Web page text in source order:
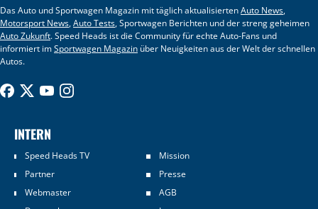
Das Auto und Sportwagen Magazin mit täglich aktualisiertenAuto News,
Motorsport News,Auto Tests, Sportwagen Berichten und der streng geheimen
Auto Zukunft. Speed Heads ist die Community für echte Auto-Fans und
informiert imSportwagen Magazin über Neuigkeiten aus der Welt der schnellen
Autos.
INTERN
Speed Heads TV
Mission
Partner
Presse
Webmaster
AGB